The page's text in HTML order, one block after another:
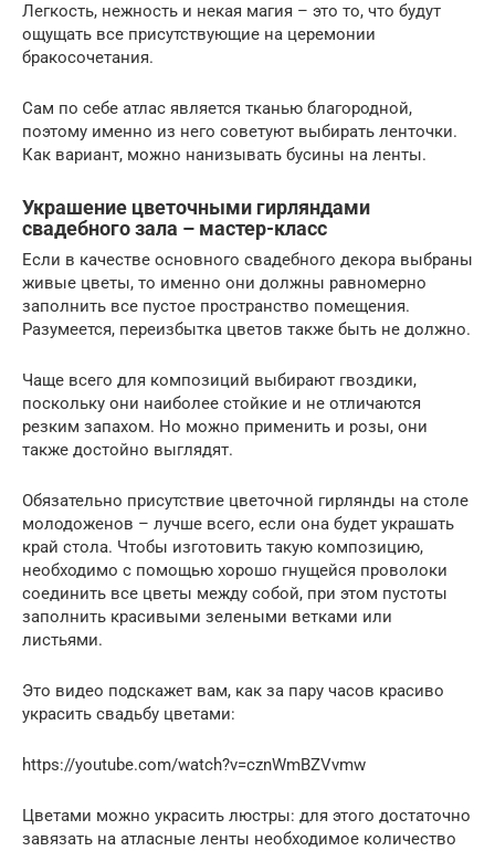
Легкость, нежность и некая магия – это то, что будут
ощущать все присутствующие на церемонии
бракосочетания.
Сам по себе атлас является тканью благородной,
поэтому именно из него советуют выбирать ленточки.
Как вариант, можно нанизывать бусины на ленты.
Украшение цветочными гирляндами
свадебного зала – мастер-класс
Если в качестве основного свадебного декора выбраны
живые цветы, то именно они должны равномерно
заполнить все пустое пространство помещения.
Разумеется, переизбытка цветов также быть не должно.
Чаще всего для композиций выбирают гвоздики,
поскольку они наиболее стойкие и не отличаются
резким запахом. Но можно применить и розы, они
также достойно выглядят.
Обязательно присутствие цветочной гирлянды на столе
молодоженов – лучше всего, если она будет украшать
край стола. Чтобы изготовить такую композицию,
необходимо с помощью хорошо гнущейся проволоки
соединить все цветы между собой, при этом пустоты
заполнить красивыми зелеными ветками или
листьями.
Это видео подскажет вам, как за пару часов красиво
украсить свадьбу цветами:
https://youtube.com/watch?v=cznWmBZVvmw
Цветами можно украсить люстры: для этого достаточно
завязать на атласные ленты необходимое количество